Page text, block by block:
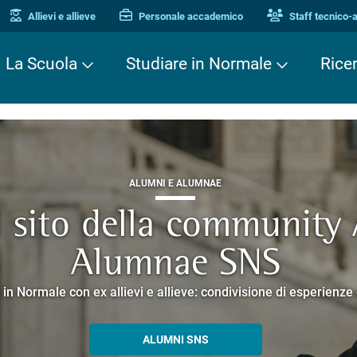
Allievi e allieve Personale accademico Staff tecnico-
La Scuola Studiare in Normale
TERZA MISSIONE
Piacere di
che racconta la ricerca e la cultura promosse dalla Scuola
ALUMNI E ALUMNAE
della community
Alumnae SNS
Normale con ex allievi e allieve: condivisione di
ALUMNI SNS
TERZA MISSIONE
Cavalieri. Una storia
guidati negli edifici storici che si affacciano su Piazza
EUROPEAN UNIVERSITIES
SCOPRI EELISA